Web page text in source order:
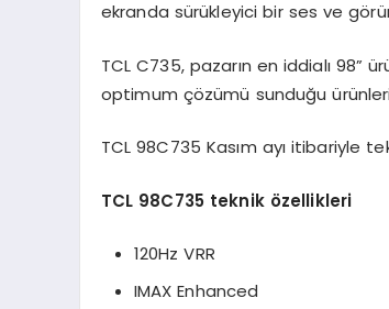
ekranda sürükleyici bir ses ve
TCL C735, pazarın en iddialı 98”
optimum çözümü sunduğu
TCL 98C735 Kasım ayı itibariyle
TCL 98C735 teknik özellikleri
120Hz VRR
IMAX Enhanced